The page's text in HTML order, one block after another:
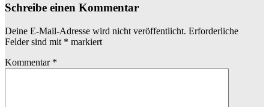
Schreibe einen Kommentar
Deine E-Mail-Adresse wird nicht veröffentlicht. Erforderliche
Felder sind mit * markiert
Kommentar *